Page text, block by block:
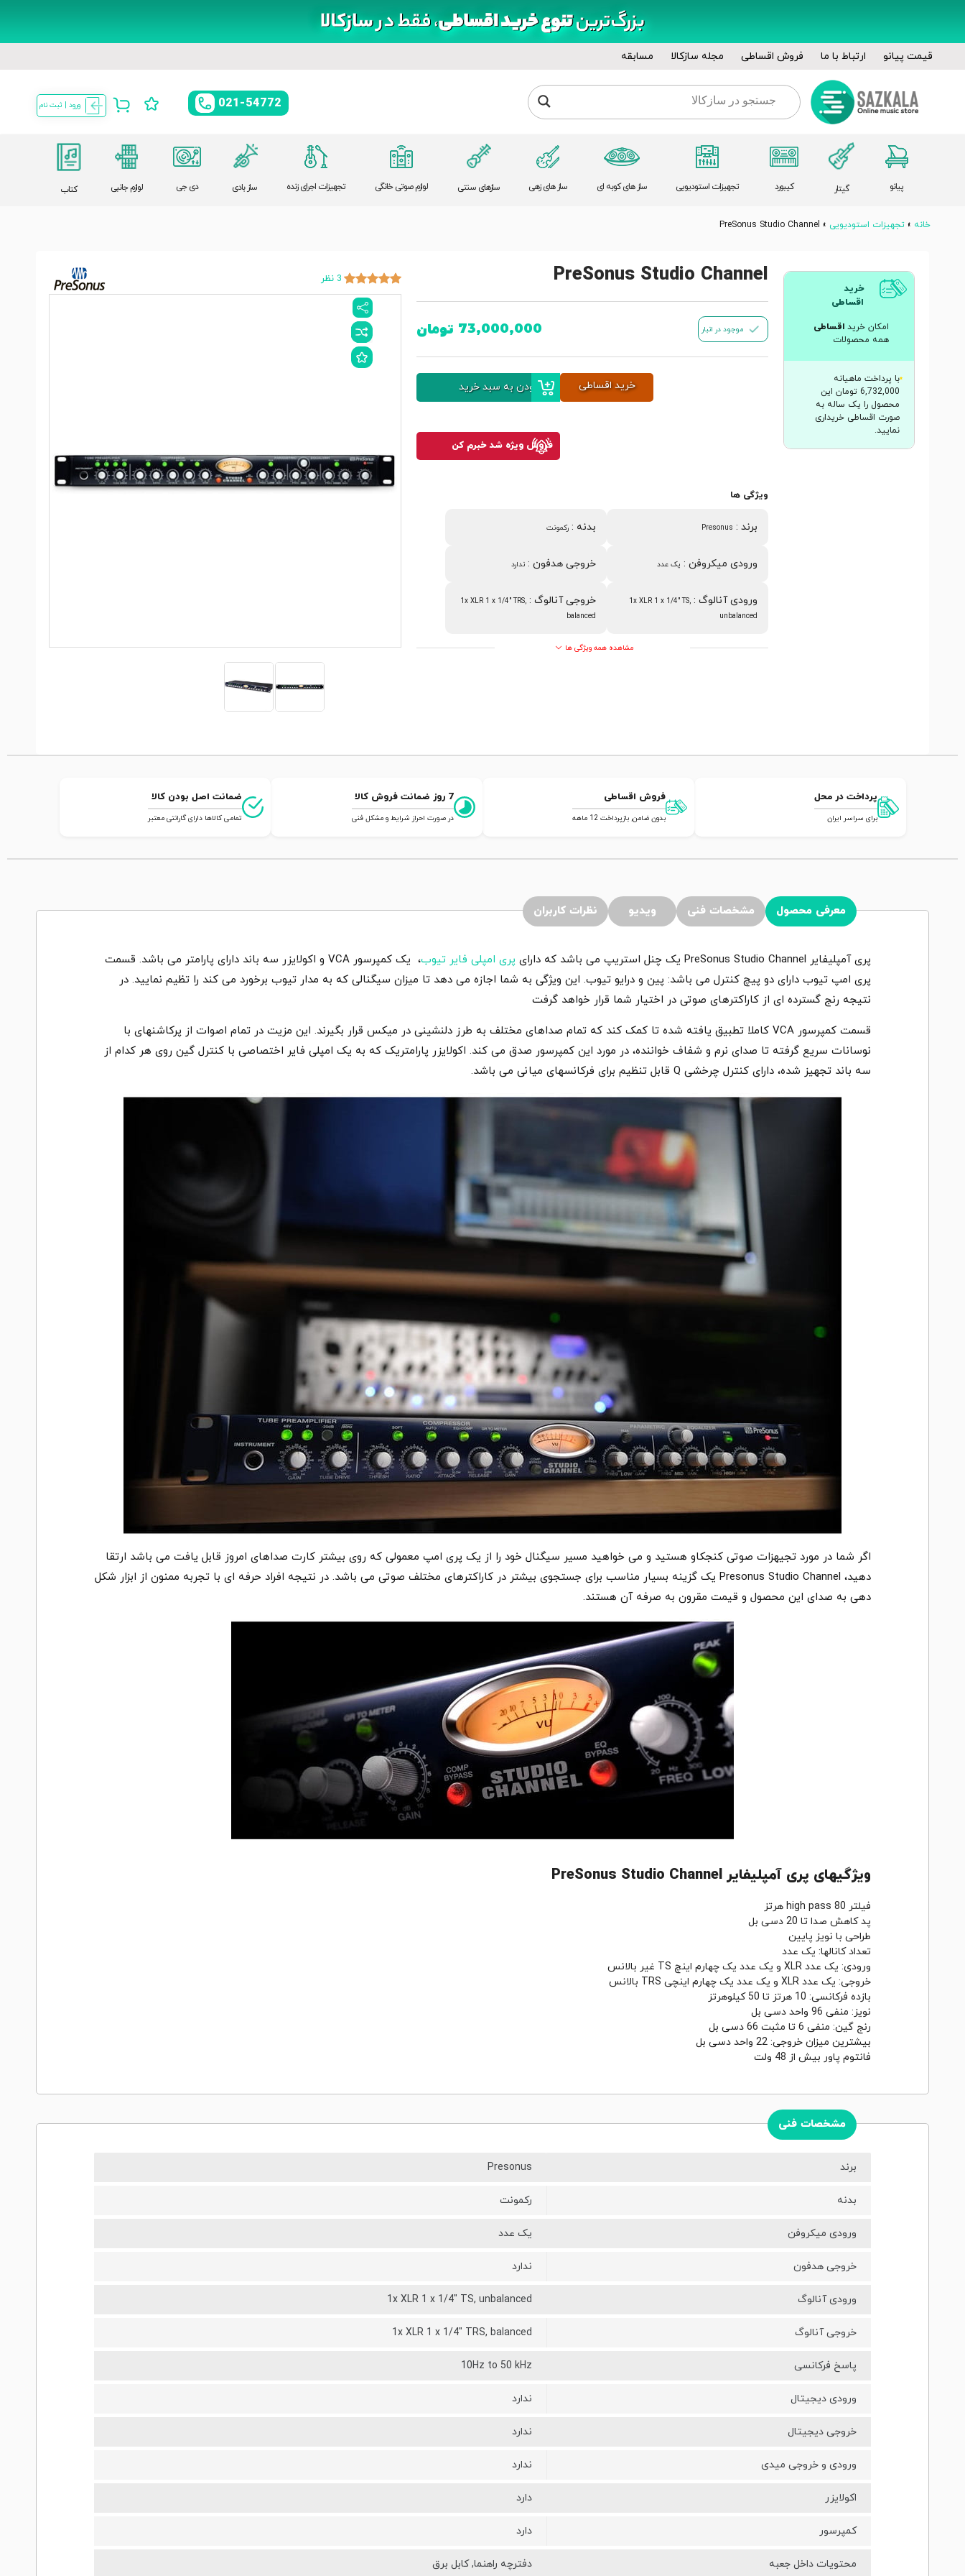
قیمت پیانو ارتباط با ما فروش اقساطی مجله سازکالا مسابقه
ورود | ثبت نام 021-54772
پیانو گیتار کیبورد تجهیزات استودیویی ساز های کوبه ای ساز های زهی سازهای سنتی لوازم صوتی خانگی تجهیزات اجرای زنده ساز بادی دی جی لوازم جانبی کتاب
خانه »تجهیزات استودیویی »
PreSonus Studio Channel
PreSonus Studio Channel
73,000,000 تومان موجود در انبار
افزودن به سبد خرید خرید اقساطی
فروش ویژه شد خبرم کن
ویژگی ها
برند:
Presonus بدنه : رکمونت
ورودی میکروفن: یک عدد خروجی هدفون: ندارد
ورودی آنالوگ:
1x XLR 1 x 1/4" TS,
unbalanced
خروجی آنالوگ:
1x XLR 1 x 1/4" TRS,
balanced
مشاهده همه ویژگی ها
3 نظر
خرید
اقساطی
امکان خرید اقساطی
همه محصولات
با پرداخت ماهیانه
6,732,000 تومان این
محصول را یک ساله به
صورت اقساطی خریداری
نمایید.
پرداخت در محل
برای سراسر ایران
فروش اقساطی
بدون ضامن, بازپرداخت 12 ماهه
7 روز ضمانت فروش کالا
در صورت احراز شرایط و مشکل فنی
ضمانت اصل بودن کالا
تمامی کالاها دارای گارانتی معتبر
معرفی محصول مشخصات فنی ویدیو نظرات کاربران
پری آمپلیفایر PreSonus Studio Channel یک چنل استریپ می باشد که دارای پری امپلی فایر تیوب
، یک کمپرسور VCA و اکولایزر سه باند دارای پارامتر می باشد. قسمت
پری امپ تیوب دارای دو پیچ کنترل می باشد: پین و درایو تیوب. این ویژگی به شما اجازه می دهد تا میزان سیگنالی که به مدار تیوب برخورد می کند را تظیم نمایید. در
نتیجه رنج گسترده ای از کاراکترهای صوتی در اختیار شما قرار خواهد گرفت
قسمت کمپرسور VCA کاملا تطبیق یافته شده تا کمک کند که تمام صداهای مختلف به طرز دلنشینی در میکس قرار بگیرند. این مزیت در تمام اصوات از پرکاشنهای با
نوسانات سریع گرفته تا صدای نرم و شفاف خواننده، در مورد این کمپرسور صدق می کند. اکولایزر پارامتریک که به یک امپلی فایر اختصاصی با کنترل گین روی هر کدام از
سه باند تجهیز شده، دارای کنترل چرخشی Q قابل تنظیم برای فرکانسهای میانی می باشد.
اگر شما در مورد تجیهزات صوتی کنجکاو هستید و می خواهید مسیر سیگنال خود را از یک پری امپ معمولی که روی بیشتر کارت صداهای امروز قابل یافت می باشد ارتقا
دهید، Presonus Studio Channel یک گزینه بسیار مناسب برای جستجوی بیشتر در کاراکترهای مختلف صوتی می باشد. در نتیجه افراد حرفه ای با تجربه ممنون از ابزار شکل
دهی به صدای این محصول و قیمت مقرون به صرفه آن هستند.
ویژگیهای پری آمپلیفایر PreSonus Studio Channel
فیلتر high pass 80 هرتز
پد کاهش صدا تا 20 دسی بل
طراحی با نویز پایین
تعداد کانالها: یک عدد
ورودی: یک عدد XLR و یک عدد یک چهارم اینچ TS غیر بالانس
خروجی: یک عدد XLR و یک عدد یک چهارم اینچی TRS بالانس
بازده فرکانسی: 10 هرتز تا 50 کیلوهرتز
نویز: منفی 96 واحد دسی بل
رنج گین: منفی 6 تا مثبت 66 دسی بل
بیشترین میزان خروجی: 22 واحد دسی بل
فانتوم پاور بیش از 48 ولت
مشخصات فنی
برند Presonus
بدنه رکمونت
ورودی میکروفن یک عدد
خروجی هدفون ندارد
ورودی آنالوگ 1x XLR 1 x 1/4" TS, unbalanced
خروجی آنالوگ 1x XLR 1 x 1/4" TRS, balanced
پاسخ فرکانسی 10Hz to 50 kHz
ورودی دیجیتال ندارد
خروجی دیجیتال ندارد
ورودی و خروجی میدی ندارد
اکولایزر دارد
کمپرسور دارد
محتویات داخل جعبه دفترچه راهنما, کابل برق